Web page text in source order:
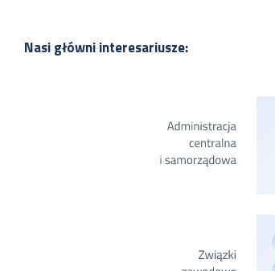
Nasi główni interesariusze: